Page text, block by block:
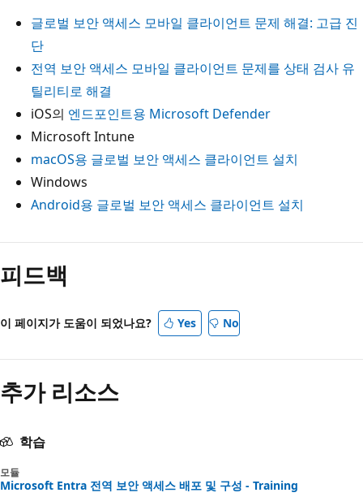
글로벌 보안 액세스 모바일 클라이언트 문제 해결: 고급 진
단
전역 보안 액세스 모바일 클라이언트 문제를 상태 검사 유
틸리티로 해결
iOS의 엔드포인트용 Microsoft Defender
Microsoft Intune
macOS용 글로벌 보안 액세스 클라이언트 설치
Windows
Android용 글로벌 보안 액세스 클라이언트 설치
피드백
이 페이지가 도움이 되었나요? Yes No
추가 리소스
학습
모듈
Microsoft Entra 전역 보안 액세스 배포 및 구성 - Training